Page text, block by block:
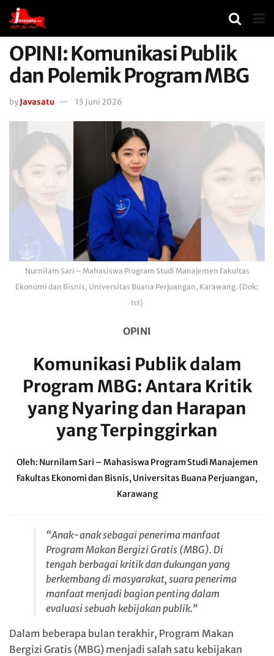
OPINI: Komunikasi Publik
dan Polemik Program MBG
byJavasatu 15 Juni 2026
Nurnilam Sari – Mahasiswa Program Studi Manajemen Fakultas
Ekonomi dan Bisnis, Universitas Buana Perjuangan, Karawang. (Dok:
Ist)
OPINI
Komunikasi Publik dalam
Program MBG: Antara Kritik
yang Nyaring dan Harapan
yang Terpinggirkan
Oleh: Nurnilam Sari – Mahasiswa Program Studi Manajemen
Fakultas Ekonomi dan Bisnis, Universitas Buana Perjuangan,
Karawang
“Anak-anak sebagai penerima manfaat
Program Makan Bergizi Gratis (MBG). Di
tengah berbagai kritik dan dukungan yang
berkembang di masyarakat, suara penerima
manfaat menjadi bagian penting dalam
evaluasi sebuah kebijakan publik.”
Dalam beberapa bulan terakhir, Program Makan
Bergizi Gratis (MBG) menjadi salah satu kebijakan